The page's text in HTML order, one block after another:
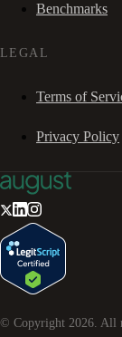
Benchmarks
LEGAL
Terms of
Privacy Policy
© Copyright 2026 . All